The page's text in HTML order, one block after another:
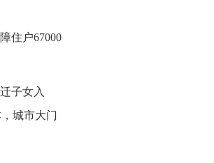
住户67000
子女入
城市大门